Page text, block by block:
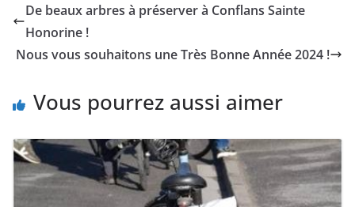
De beaux arbres à préserver à Conflans Sainte
Honorine !
Nous vous souhaitons une Très Bonne Année 2024 !
Vous pourrez aussi aimer